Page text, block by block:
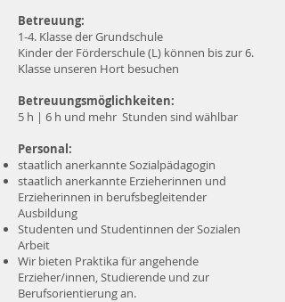
Betreuung:
1-4. Klasse der Grundschule
Kinder der Förderschule (L) können bis zur 6.
Klasse unseren Hort besuchen
Betreuungsmöglichkeiten:
5 h | 6 h und mehr Stunden sind wählbar
Personal:
staatlich anerkannte Sozialpädagogin
staatlich anerkannte Erzieherinnen und
Erzieherinnen in berufsbegleitender
Ausbildung
Studenten und Studentinnen der Sozialen
Arbeit
Wir bieten Praktika für angehende
Erzieher/innen, Studierende und zur
Berufsorientierung an.